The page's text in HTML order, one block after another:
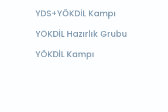
YDS+YÖKDİL Kampı
YÖKDİL Hazırlık Grubu
YÖKDİL Kampı